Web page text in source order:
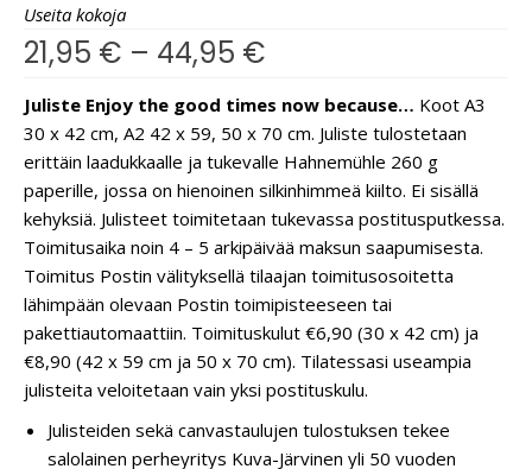
Useita kokoja
21,95 € – 44,95 €
Juliste Enjoy the good times now because… Koot A3
30 x 42 cm, A2 42 x 59, 50 x 70 cm. Juliste tulostetaan
erittäin laadukkaalle ja tukevalle Hahnemühle 260 g
paperille, jossa on hienoinen silkinhimmeä kiilto. Ei sisällä
kehyksiä. Julisteet toimitetaan tukevassa postitusputkessa.
Toimitusaika noin 4 – 5 arkipäivää maksun saapumisesta.
Toimitus Postin välityksellä tilaajan toimitusosoitetta
lähimpään olevaan Postin toimipisteeseen tai
pakettiautomaattiin. Toimituskulut €6,90 (30 x 42 cm) ja
€8,90 (42 x 59 cm ja 50 x 70 cm). Tilatessasi useampia
julisteita veloitetaan vain yksi postituskulu.
Julisteiden sekä canvastaulujen tulostuksen tekee
salolainen perheyritys Kuva-Järvinen yli 50 vuoden